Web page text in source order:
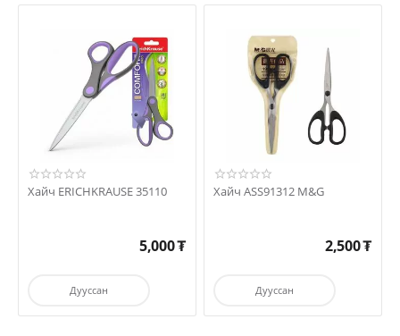
Хайч ERICHKRAUSE 35110
5,000₮
Дууссан
Хайч ASS91312 M&G
2,500₮
Дууссан